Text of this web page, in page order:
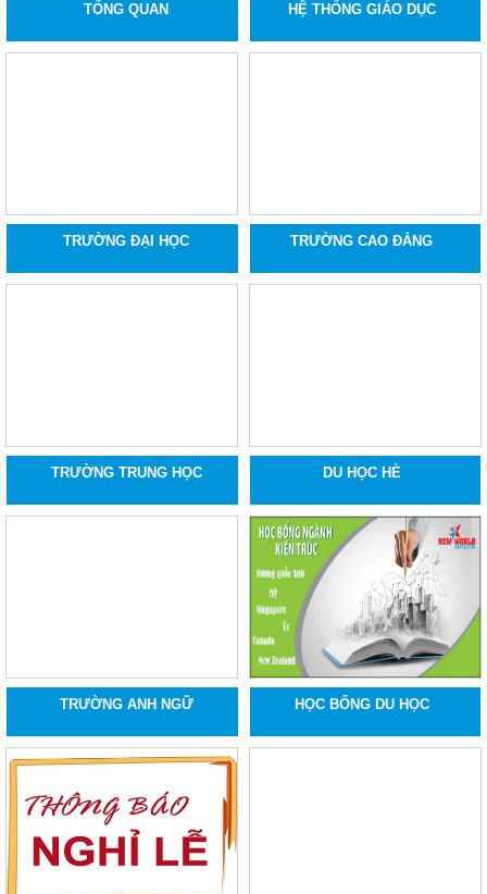
TỔNG QUAN HỆ THỐNG GIÁO DỤC
TRƯỜNG ĐẠI HỌC TRƯỜNG CAO ĐẲNG
TRƯỜNG TRUNG HỌC DU HỌC HÈ
TRƯỜNG ANH NGỮ HỌC BỔNG DU HỌC